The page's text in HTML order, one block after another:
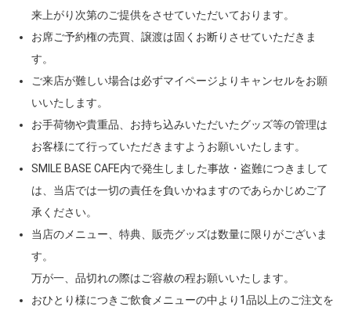
来上がり次第のご提供をさせていただいております。
お席ご予約権の売買、譲渡は固くお断りさせていただきま
す。
ご来店が難しい場合は必ずマイページよりキャンセルをお願
いいたします。
お手荷物や貴重品、お持ち込みいただいたグッズ等の管理は
お客様にて行っていただきますようお願いいたします。
SMILE BASE CAFE内で発生しました事故・盗難につきまして
は、当店では一切の責任を負いかねますのであらかじめご了
承ください。
当店のメニュー、特典、販売グッズは数量に限りがございま
す。
万が一、品切れの際はご容赦の程お願いいたします。
おひとり様につきご飲食メニューの中より1品以上のご注文を